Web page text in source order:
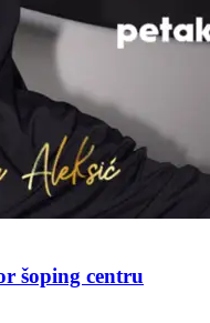
šoping centru